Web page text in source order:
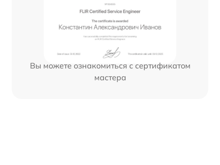
Вы можете ознакомиться с сертификатом
мастера